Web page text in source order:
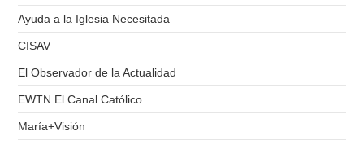
Ayuda a la Iglesia Necesitada
CISAV
El Observador de la Actualidad
EWTN El Canal Católico
María+Visión